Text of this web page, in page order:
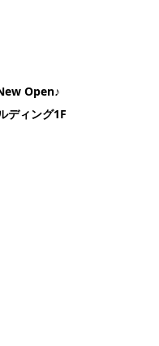
Open♪
ディング1F